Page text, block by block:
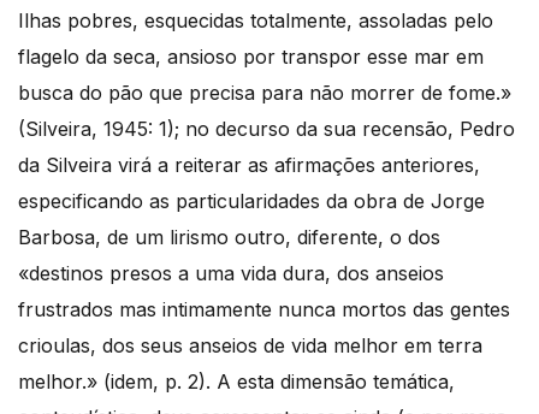
Ilhas pobres, esquecidas totalmente, assoladas pelo
flagelo da seca, ansioso por transpor esse mar em
busca do pão que precisa para não morrer de fome.»
(Silveira, 1945: 1); no decurso da sua recensão, Pedro
da Silveira virá a reiterar as afirmações anteriores,
especificando as particularidades da obra de Jorge
Barbosa, de um lirismo outro, diferente, o dos
«destinos presos a uma vida dura, dos anseios
frustrados mas intimamente nunca mortos das gentes
crioulas, dos seus anseios de vida melhor em terra
melhor.» (idem, p. 2). A esta dimensão temática,